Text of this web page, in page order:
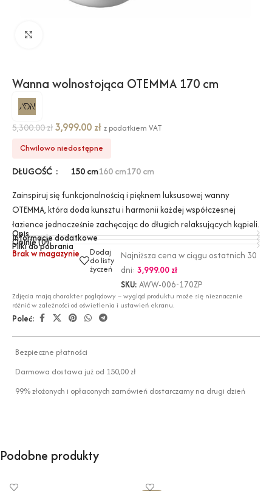
Wanna wolnostojąca OTEMMA 170 cm
5,300.00zł3,999.00 zł z podatkiem VAT
Chwilowo niedostępne
DŁUGOŚĆ 150 cm160 cm170 cm
Zainspiruj się funkcjonalnością i pięknem luksusowej wanny
OTEMMA, która doda kunsztu i harmonii każdej współczesnej
łazience jednocześnie zachęcając do długich relaksujących kąpieli.
Opis
Informacje dodatkowe
Opinie (0)
Pliki do pobrania
Brak w magazynie Dodaj
do listy
życzeń
Najniższa cena w ciągu ostatnich 30
dni:3,999.00 zł
SKU:AWW-006-170ZP
Zdjęcia mają charakter poglądowy – wygląd produktu może się nieznacznie
różnić w zależności od oświetlenia i ustawień ekranu.
Poleć:
Bezpieczne płatności
Darmowa dostawa już od 150,00 zł
99% złożonych i opłaconych zamówień dostarczamy na drugi dzień
Podobne produkty